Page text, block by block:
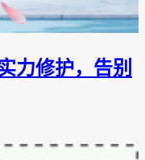
力修护，告别